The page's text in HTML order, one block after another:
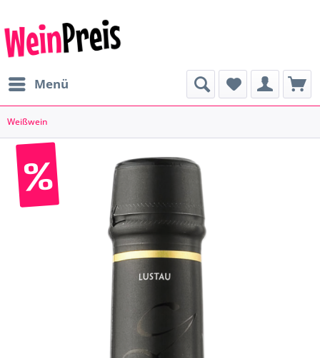
Menü
Weißwein